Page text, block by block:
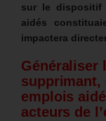
sur le dispositif
aidés
impactera
Généraliser
supprimant,
emplois
acteurs de